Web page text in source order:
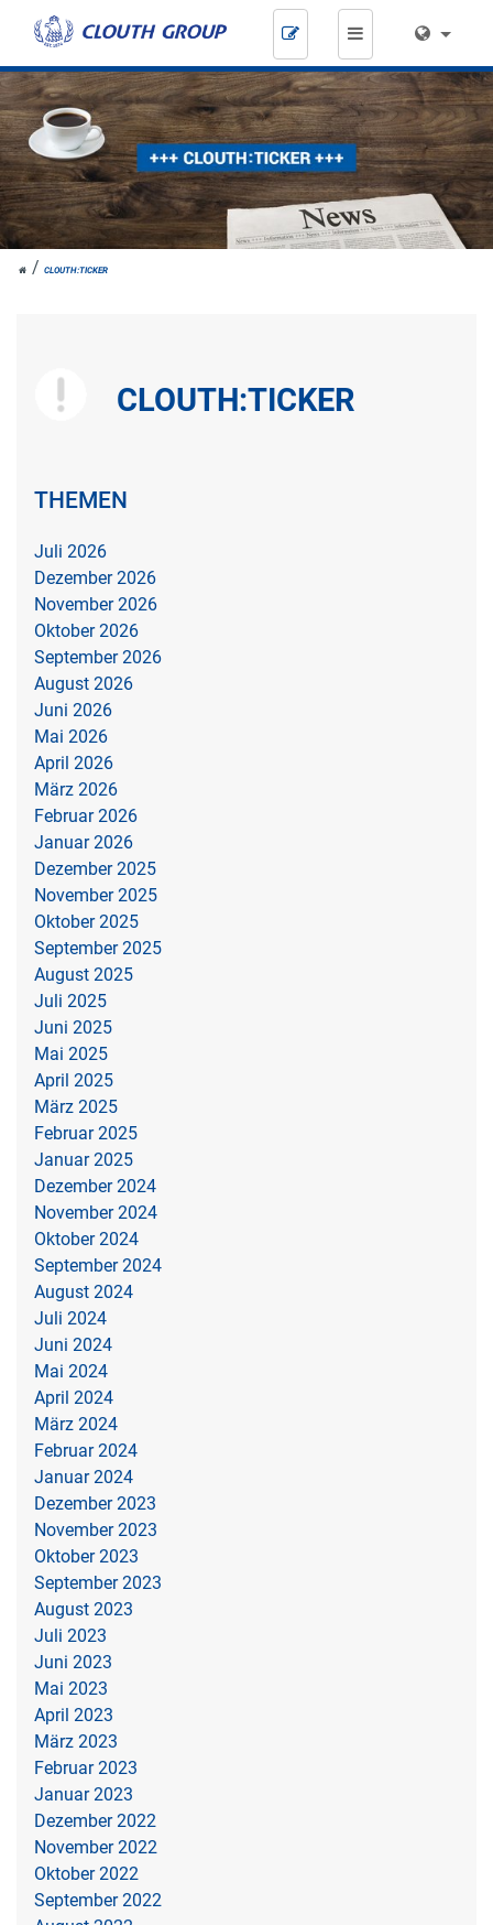
Zum
Inhalt
springen
HOME
CLOUTH:TICKER
CLOUTH:TICKER
THEMEN
Juli 2026
Dezember 2026
November 2026
Oktober 2026
September 2026
August 2026
Juni 2026
Mai 2026
April 2026
März 2026
Februar 2026
Januar 2026
Dezember 2025
November 2025
Oktober 2025
September 2025
August 2025
Juli 2025
Juni 2025
Mai 2025
April 2025
März 2025
Februar 2025
Januar 2025
Dezember 2024
November 2024
Oktober 2024
September 2024
August 2024
Juli 2024
Juni 2024
Mai 2024
April 2024
März 2024
Februar 2024
Januar 2024
Dezember 2023
November 2023
Oktober 2023
September 2023
August 2023
Juli 2023
Juni 2023
Mai 2023
April 2023
März 2023
Februar 2023
Januar 2023
Dezember 2022
November 2022
Oktober 2022
September 2022